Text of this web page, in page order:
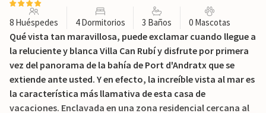
8 Huéspedes 4 Dormitorios 3 Baños 0 Mascotas
Qué vista tan maravillosa, puede exclamar cuando llegue a
la reluciente y blanca Villa Can Rubí y disfrute por primera
vez del panorama de la bahía de Port d'Andratx que se
extiende ante usted. Y en efecto, la increíble vista al mar es
la característica más llamativa de esta casa de
vacaciones. Enclavada en una zona residencial cercana al